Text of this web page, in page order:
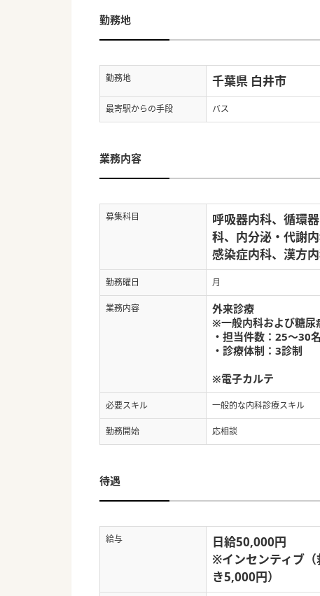
勤務地
勤務地 千葉県 白井市
最寄駅からの手段 バス
業務内容
募集科目
呼吸器内科、循環
科、内分泌・代謝
感染症内科、漢方
勤務曜日 月
業務内容
外来診療
※一般内科および糖尿
・担当件数：25～30
・診療体制：3診制
※電子カルテ
必要スキル 一般的な内科診療スキル
勤務開始 応相談
待遇
給与
日給50,000円
※インセンティブ
き5,000円）